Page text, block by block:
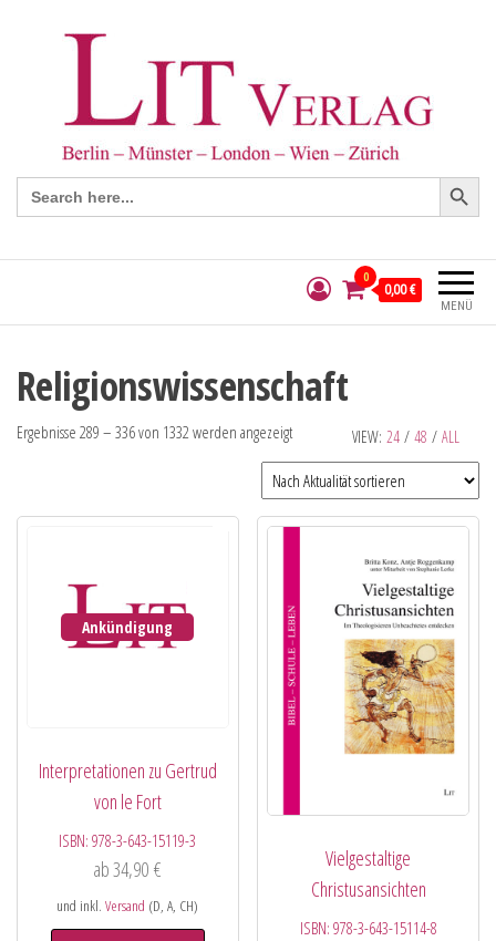
Search
for:
Search Button
MENÜ
0
0,00 €
Religionswissenschaft
VIEW: 24 / 48 / ALL
Ergebnisse 289 – 336 von 1332 werden angezeigt
Ankündigung
Interpretationen zu Gertrud
von le Fort
ISBN:978-3-643-15119-3
ab34,90€
und inkl.Versand (D, A, CH)
Vielgestaltige
Christusansichten
ISBN: 978-3-643-15114-8